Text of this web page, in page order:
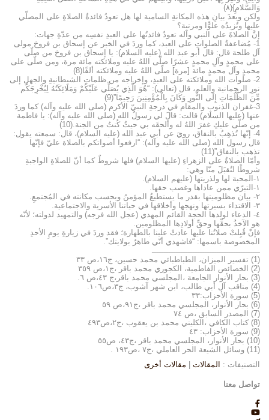
وَالسَّلامِ}(٨)
ولكن وبعدَ بيانِ هذه المكانةِ السامية لها هل تعودُ فائدةُ الصلاةِ على المصلّي
عليها وتُزيدُه علوًّا ومرتبة؟
إنَّ الصلاةَ على النبي وآله تعودُ فائدتُها على العبدِ نفسِه من عدّةِ جهات:
1- مُضاعفةُ الصلواتِ على العبد، كما وردَ في الخبر عن إسحاق بن فروخ مولى
آل طلحة قال: قال أبو عبد الله (عليه السلام): يا إسحاق بن فروخ من صلّى
على محمدٍ وآلِ محمدٍ عشرًا صلّى اللهُ عليه وملائكته مائة مرة، ومن صلّى على
محمدٍ وآل محمدٍ مائة [مرة] صلّى اللهُ عليه وملائكته ألفًا(8)
2- صلوات الله وملائكته على العبدِ، وإخراجه من ظلماتِ الشيطانيةِ والجهلِ إلى
نورِ الرحمانية والعلم، قال (تعالى): “هُوَ الَّذِي يُصَلِّي عَلَيْكُمْ وَمَلَائِكَتُهُ لِيُخْرِجَكُم
مِّنَ الظُّلُمَاتِ إِلَى النُّورِ وَكَانَ بِالْمُؤْمِنِينَ رَحِيمًا”(9)
3-غفران الذنوبِ والمقام في درجةِ النبيّ الأكرم (صلى الله عليه وآله) كما وردَ
عنها (عليها السلام) قالت: قالَ لي رسولُ الله (صلى الله عليه وآله): يا فاطمة
من صلّى عليكِ غفرَ اللهُ له وألحقَه بي حيثُ كُنتُ من الجنة.(10)
4- إنّها تُذهِبُ بالنفاق، رويَ عن أبي عبد الله (عليه السلام)، قال: سمعته يقول:
قال رسول الله (صلى الله عليه وآله): “ارفعوا أصواتكم بالصلاة عليّ فإنّها
تذهب بالنفاق”(11)
وأمّا الصلاةُ على الزهراءِ (عليها السلام) فلها شروطٌ كما أنّ للصلاةِ الواجبةِ
شروطًا لتُقبَلَ منّا وهي:
١-المحبة لها ولذريتها (عليهم السلام).
١-التبرّي ممن عاداها وغصب حقها.
٢- بيان مظلوميتها بقدر ما يستطيعُ المؤمنُ وبحسب مكانته في المُجتمعِ.
٣- الاقتداء بسيرتها ونهجها وأخلاقها في حياتنا الأسرية والاجتماعية.
٤- الدعاء لولدها الحجة القائم المهدي (عجل الله فرجه) والتمهيد لدولته؛ لأنّه
هو الآخذُ بحقِّها وحقِّ أولادِها المظلومين.
فإنْ قُبِلتْ صلاتُنا عليها عادتْ علينا بالطهارة؛ فقد وردَ في زيارةِ يومِ الأحدِ
المخصوصة باسمها: “فاشهدي أنّي طاهرٌ بولايتك”.
ـــــــــــــــــــــــــــــــــــــــــــــ
(1) تفسير الميزان، الطباطبائي محمد حسين، ج١٦،ص ٣٣
(2) الخصائص الفاطمية، الكجوري محمد باقر ،ج١،ص ٣٥٩
(3) بحار الأنوار الجامعة ،المجلسي محمد باقر،ج ٤٣،ص ٦.
(4) مناقب آل أبي طالب، ابن شهر آشوب، ج٣،ص١٠٦.
(5) سورة الأحزاب:٣٣
(6) بحار الأنوار، المجلسي محمد باقر ،ج٩١،ص ٥٩
(7) المصدر السابق ،ص ٧٤
(8) كتاب الكافي ،الكليني محمد بن يعقوب ،ج٢،ص٤٩٣
(9) سورة الأحزاب: ٤٣
(10) بحار الأنوار، المجلسي محمد باقر ،ج٤٣، ص٥٥
(11) وسائل الشيعة الحر العاملي ،ج٧ ،ص١٩٣ .
التصنيفات : المقالات مقالات أخرى
تواصل معنا